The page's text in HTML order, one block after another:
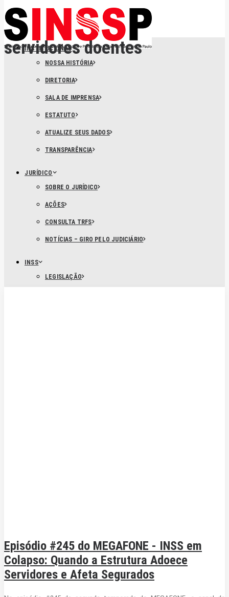
INSTITUCIONAL
NOSSA HISTÓRIA
DIRETORIA
SALA DE IMPRENSA
ESTATUTO
ATUALIZE SEUS DADOS
TRANSPARÊNCIA
JURÍDICO
SOBRE O JURÍDICO
AÇÕES
CONSULTA TRFS
NOTÍCIAS – GIRO PELO JUDICIÁRIO
INSS
LEGISLAÇÃO
MEU INSS
SITE DO INSS
FIQUE SABENDO
servidores doentes
Episódio #245 do MEGAFONE - INSS em
Colapso: Quando a Estrutura Adoece
Servidores e Afeta Segurados